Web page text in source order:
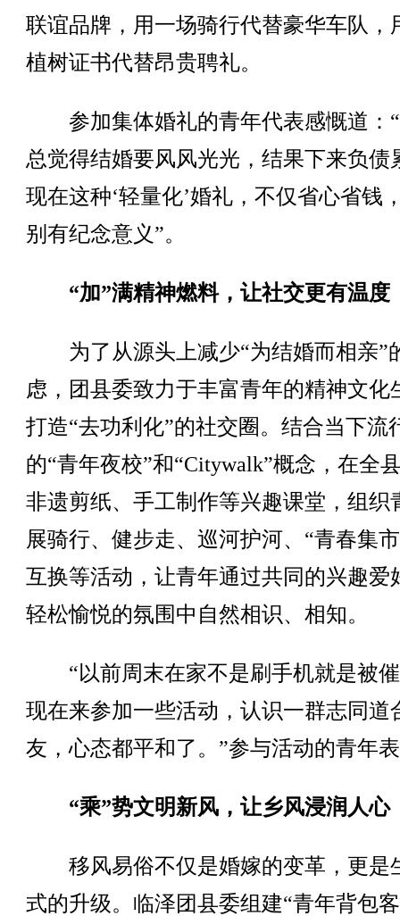
联谊品牌，用一场骑行代替豪华车队，
植树证书代替昂贵聘礼。
参加集体婚礼的青年代表感慨道：
总觉得结婚要风风光光，结果下来负债
现在这种‘轻量化’婚礼，不仅省心省钱
别有纪念意义”。
“加”满精神燃料，让社交更有温度
为了从源头上减少“为结婚而相亲”
虑，团县委致力于丰富青年的精神文化
打造“去功利化”的社交圈。结合当下流
的“青年夜校”和“Citywalk”概念，在全
非遗剪纸、手工制作等兴趣课堂，组织
展骑行、健步走、巡河护河、“青春集
互换等活动，让青年通过共同的兴趣爱
轻松愉悦的氛围中自然相识、相知。
“以前周末在家不是刷手机就是被
现在来参加一些活动，认识一群志同道
友，心态都平和了。”参与活动的青年
“乘”势文明新风，让乡风浸润人心
移风易俗不仅是婚嫁的变革，更是
式的升级。临泽团县委组建“青年背包